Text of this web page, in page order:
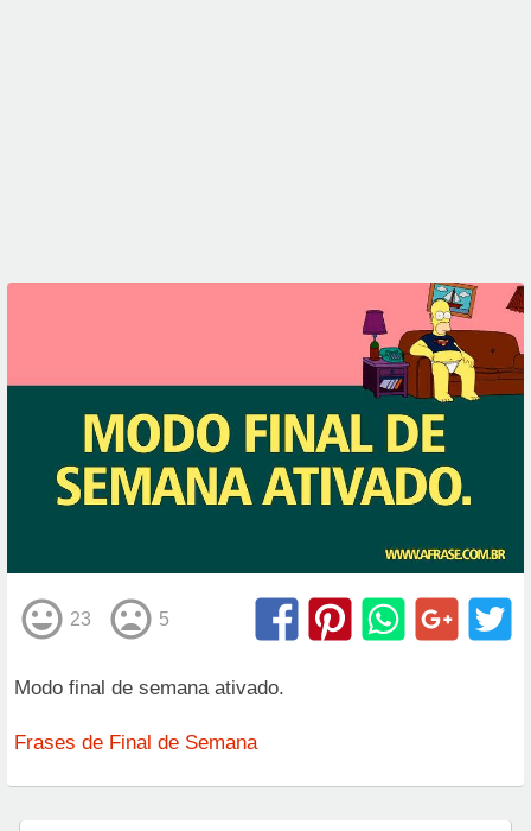
23 5
Modo final de semana ativado.
Frases de Final de Semana